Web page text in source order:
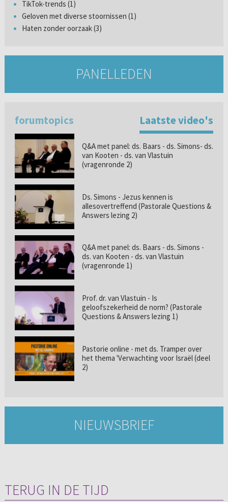
TikTok-trends (1)
Geloven met diverse stoornissen (1)
Haten zonder oorzaak (3)
PANELLEDEN
forumtopics Laatste video's
Q&A met panel: ds. Baars - ds. Simons- ds.
van Kooten - ds. van Vlastuin
(vragenronde 2)
Ds. Simons - Jezus kennen is
allesovertreffend (Pastorale Questions &
Answers lezing 2)
Q&A met panel: ds. Baars - ds. Simons -
ds. van Kooten - ds. van Vlastuin
(vragenronde 1)
Prof. dr. van Vlastuin - Is
geloofszekerheid de norm? (Pastorale
Questions & Answers lezing 1)
Pastorie online - met ds. Tramper over
het thema 'Verwachting voor Israël (deel
2)
NIEUWSBRIEF
TERUG IN DE TIJD